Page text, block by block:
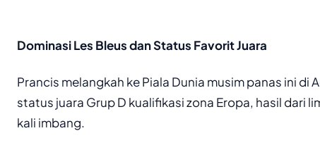
Dominasi Les Bleus dan Status Favorit Juara
Prancis melangkah ke Piala Dunia musim panas ini di
status juara Grup D kualifikasi zona Eropa, hasil dari
kali imbang.